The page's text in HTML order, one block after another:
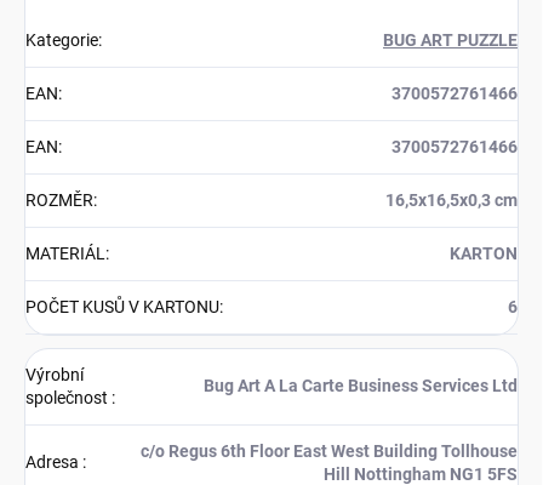
Kategorie: BUG ART PUZZLE
EAN: 3700572761466
EAN: 3700572761466
ROZMĚR: 16,5x16,5x0,3 cm
MATERIÁL : KARTON
POČET KUSŮ V KARTONU: 6
Výrobní
společnost :
Bug Art A La Carte Business Services Ltd
Adresa :
c/o Regus 6th Floor East West Building Tollhouse
Hill Nottingham NG1 5FS